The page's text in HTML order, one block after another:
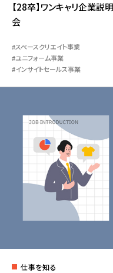
Copyright(C) Onward
【28卒】ワンキャリ企業説明
会
スペースクリエイト事業
ユニフォーム事業
インサイトセールス事業
仕事を知る